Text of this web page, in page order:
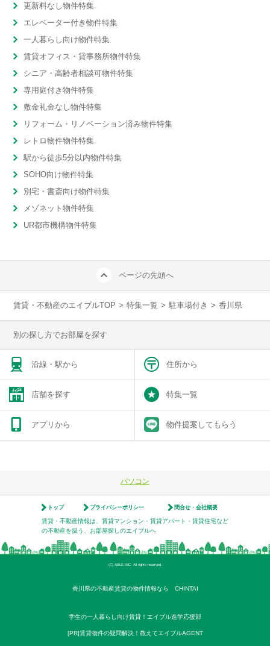
更新料なし物件特集
エレベーター付き物件特集
一人暮らし向け物件特集
賃貸オフィス・貸事務所物件特集
シニア・高齢者相談可物件特集
専用庭付き物件特集
敷金礼金なし物件特集
リフォーム・リノベーション済み物件特集
レトロ物件物件特集
駅から徒歩5分以内物件特集
SOHO向け物件特集
別宅・書斎向け物件特集
メゾネット物件特集
UR都市機構物件特集
ページの先頭へ
賃貸・不動産のエイブルTOP > 特集一覧 > 駐車場付き > 香川県
別の探し方でお部屋を探す
沿線・駅から 住所から
店舗を探す 特集一覧
アプリから 物件提案してもらう
パソコン
トップ プライバシーポリシー 問合せ・会社概要
賃貸・不動産情報は、賃貸マンション・賃貸アパート・賃貸住宅など
の不動産を扱う、お部屋探しのエイブルへ
(C) ABLE INC. All rights reserved.
香川県の不動産賃貸の物件情報なら CHINTAI
学生の一人暮らし向け賃貸！エイブル進学応援部
[PR]賃貸物件の疑問解決！教えてエイブルAGENT